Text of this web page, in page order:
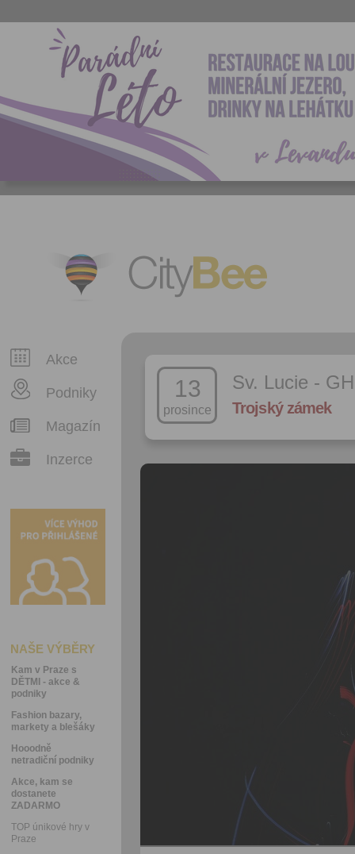
CityBee
Akce
Podniky
Magazín
Inzerce
NAŠE VÝBĚRY
Kam v Praze s
DĚTMI - akce &
podniky
Fashion bazary,
markety a blešáky
Hooodně
netradiční podniky
Akce, kam se
dostanete
ZADARMO
TOP únikové hry v
Praze
13
prosince
Sv. Lucie -
Trojský zámek